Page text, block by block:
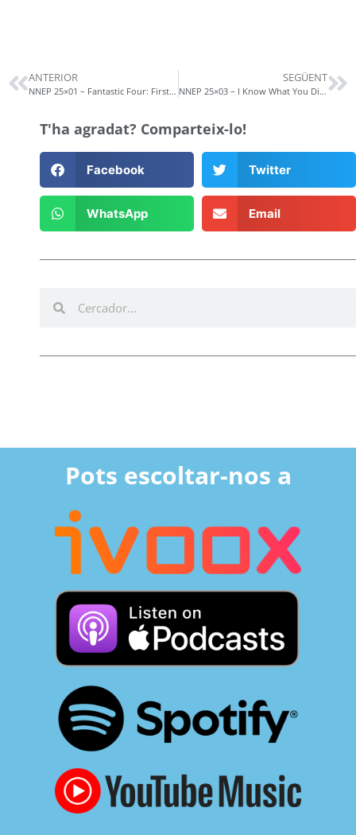
ANTERIOR
NNEP 25×01 – Fantastic Four: First Steps
SEGÜENT
NNEP 25×03 – I Know What You Did Last Summer i seqüeles i M3gan 2.0
T'ha agradat? Comparteix-lo!
Facebook Twitter
WhatsApp Email
Pots escoltar-nos a